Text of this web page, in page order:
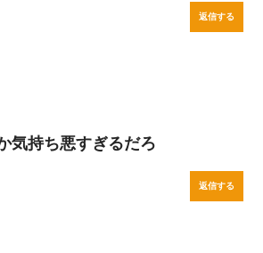
返信する
気持ち悪すぎるだろ
返信する